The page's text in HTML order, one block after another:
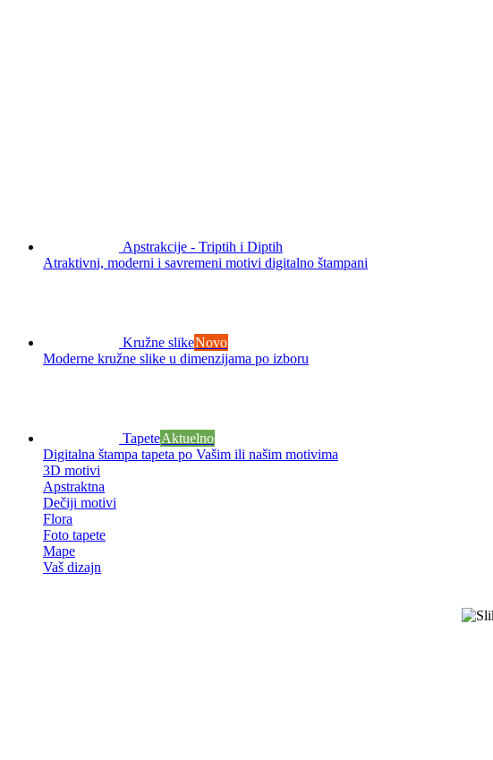
Apstrakcije - Triptih i Diptih
Atraktivni, moderni i savremeni motivi digitalno štampani
Kružne slikeNovo
Moderne kružne slike u dimenzijama po izboru
TapeteAktuelno
Digitalna štampa tapeta po Vašim ili našim motivima
3D motivi
Apstraktna
Dečiji motivi
Flora
Foto tapete
Mape
Vaš dizajn